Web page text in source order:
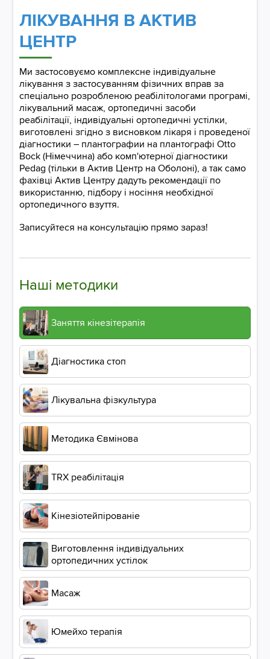
ЛІКУВАННЯ В АКТИВ
ЦЕНТР
Ми застосовуємо комплексне індивідуальне
лікування з застосуванням фізичних вправ за
спеціально розробленою реабілітологами програмі,
лікувальний масаж, ортопедичні засоби
реабілітації, індивідуальні ортопедичні устілки,
виготовлені згідно з висновком лікаря і проведеної
діагностики – плантографии на плантографі Otto
Bock (Німеччина) або комп'ютерної діагностики
Pedag (тільки в Актив Центр на Оболоні), а так само
фахівці Актив Центру дадуть рекомендації по
використанню, підбору і носіння необхідної
ортопедичного взуття.
Записуйтеся на консультацію прямо зараз!
Наші методики
Заняття кінезітерапія
Діагностика стоп
Лікувальна фізкультура
Методика Євмінова
ТRХ реабілітація
Кінезіотейпірованіе
Виготовлення індивідуальних
ортопедичних устілок
Масаж
Юмейхо терапія